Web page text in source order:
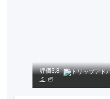
評価3.8
ミ